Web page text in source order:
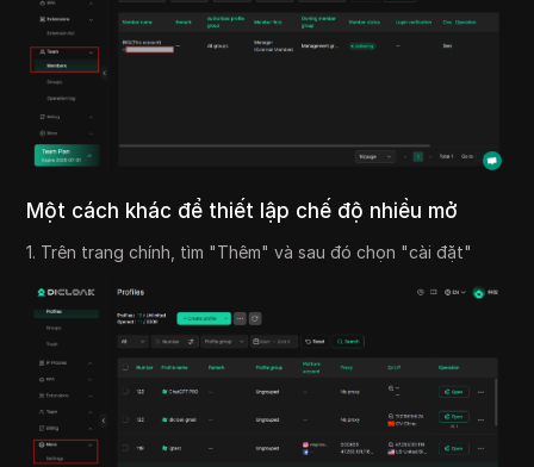
Một cách khác để thiết lập chế độ nhiều mở
1. Trên trang chính, tìm "Thêm" và sau đó chọn "cài đặt"